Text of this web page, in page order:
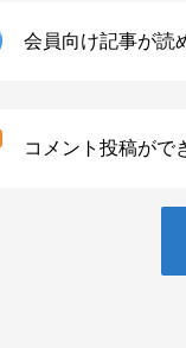
会員向け記事が読
コメント投稿がで